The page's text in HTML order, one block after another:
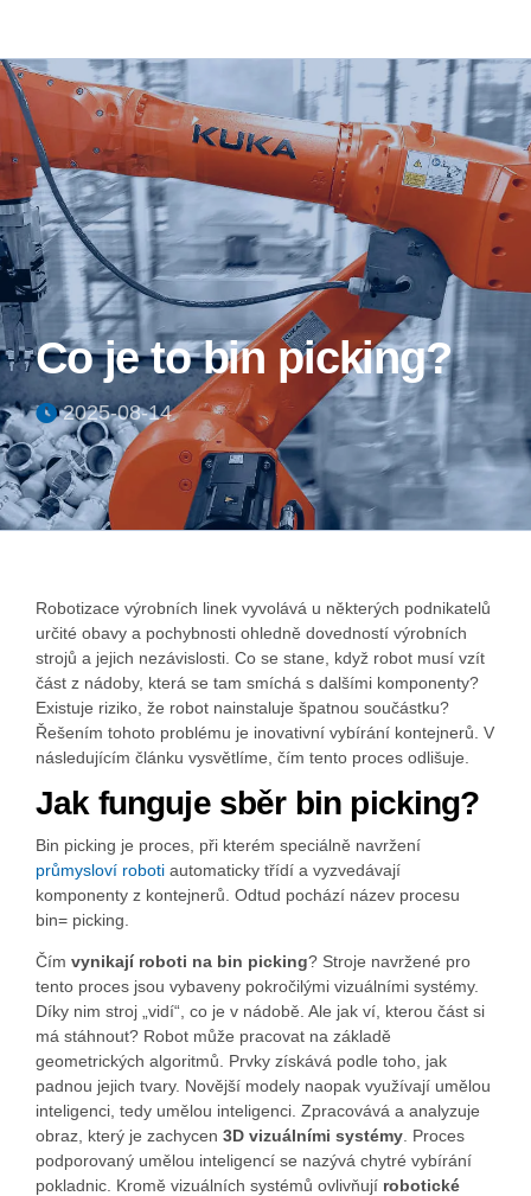
Co je to bin picking?
2025-08-14
Robotizace výrobních linek vyvolává u některých podnikatelů
určité obavy a pochybnosti ohledně dovedností výrobních
strojů a jejich nezávislosti. Co se stane, když robot musí vzít
část z nádoby, která se tam smíchá s dalšími komponenty?
Existuje riziko, že robot nainstaluje špatnou součástku?
Řešením tohoto problému je inovativní vybírání kontejnerů. V
následujícím článku vysvětlíme, čím tento proces odlišuje.
Jak funguje sběr bin picking?
Bin picking je proces, při kterém speciálně navržení
průmysloví roboti automaticky třídí a vyzvedávají
komponenty z kontejnerů. Odtud pochází název procesu
bin= picking.
Čím vynikají roboti na bin picking? Stroje navržené pro
tento proces jsou vybaveny pokročilými vizuálními systémy.
Díky nim stroj „vidí“, co je v nádobě. Ale jak ví, kterou část si
má stáhnout? Robot může pracovat na základě
geometrických algoritmů. Prvky získává podle toho, jak
padnou jejich tvary. Novější modely naopak využívají umělou
inteligenci, tedy umělou inteligenci. Zpracovává a analyzuje
obraz, který je zachycen 3D vizuálními systémy . Proces
podporovaný umělou inteligencí se nazývá chytré vybírání
pokladnic. Kromě vizuálních systémů ovlivňují robotické